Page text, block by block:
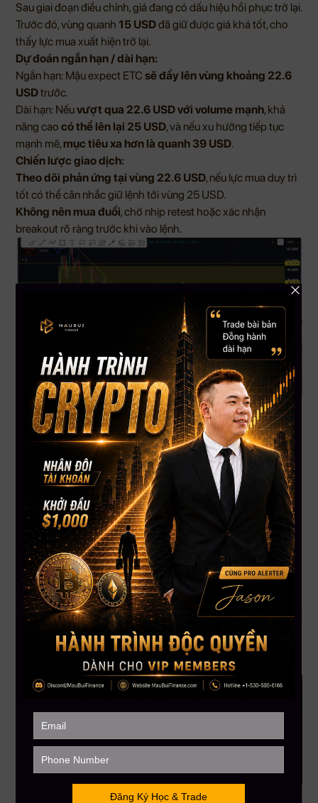
Sau giai đoạn điều chỉnh, giá đang có dấu hiệu hồi phục trở lại.
Trước đó, vùng quanh 15 USDđã giữ được giá khá tốt, cho
thấy lực mua xuất hiện trở lại.
Dự đoán ngắn hạn / dài hạn:
Ngắn hạn: Mậu expect ETC sẽ đẩy lên vùng khoảng 22.6
USDtrước.
Dài hạn: Nếuvượt qua 22.6 USD với volume mạnh, khả
năng cao có thể lên lại 25 USD, và nếu xu hướng tiếp tục
mạnh mẽ, mục tiêu xa hơn là quanh 39 USD.
Chiến lược giao dịch:
Theo dõi phản ứng tại vùng 22.6 USD, nếu lực mua duy trì
tốt có thể cân nhắc giữ lệnh tới vùng 25 USD.
Không nên mua đuổi, chờ nhịp retest hoặc xác nhận
breakout rõ ràng trước khi vào lệnh.
Tóm tắt về 1000BONKUSDT
Tình hình hiện tại:
Giá đã tăng mạnh trong thời gian gần đây, hiện đang ở vùng
cao nênrủi ro điều chỉnh ngắn hạn khá lớn
Thị trường chung vẫn giữ đà tích cực, nhưng đà tăng của
BONK đã bắt đầu có dấu hiệu chững lại.
Dự đoán ngắn hạn / dài hạn:
Ngắn hạn: Mậu expect BONK
sẽ được đẩy lên vùng
khoảng 0.022 USD.
Dài hạn:Chưa có cơ sở rõ ràng để target xa hơn, do giá
hiện tại đã tăng nóng và có thể chịu áp lực chốt lời.
Chiến lược giao dịch:
Không nên mua đuổi ở vùng giá cao, chỉ nên quan sát hoặc
chờ điều chỉnh rõ ràng.
Nếu đang nắm giữ, có thểchốt lời dần quanh vùng 0.022
để giảm rủi ro.